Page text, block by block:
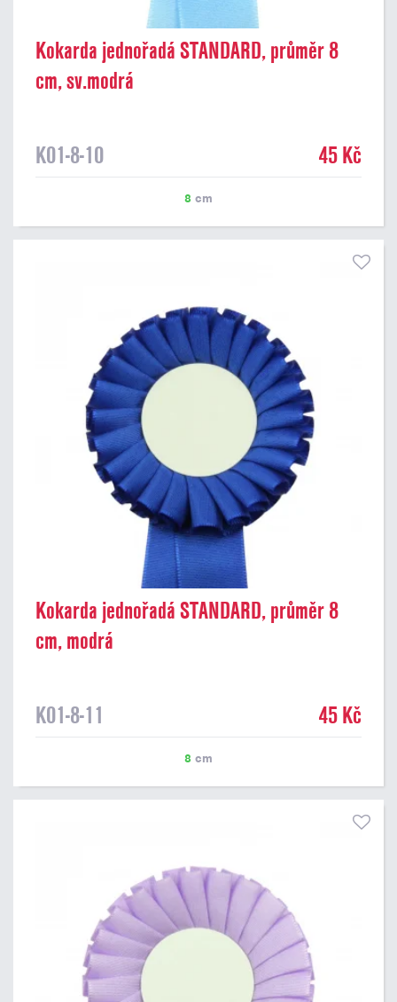
Kokarda jednořadá STANDARD, průměr 8
cm, sv.modrá
K01-8-10 45 Kč
8 cm
Kokarda jednořadá STANDARD, průměr 8
cm, modrá
K01-8-11 45 Kč
8 cm